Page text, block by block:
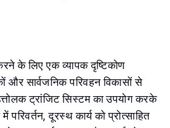
के लिए एक व्यापक दृष्टिकोण
और सार्वजनिक परिवहन विकासों से
ट्रांजिट सिस्टम का उपयोग करके
परिवर्तन, दूरस्थ कार्य को प्रोत्साहित